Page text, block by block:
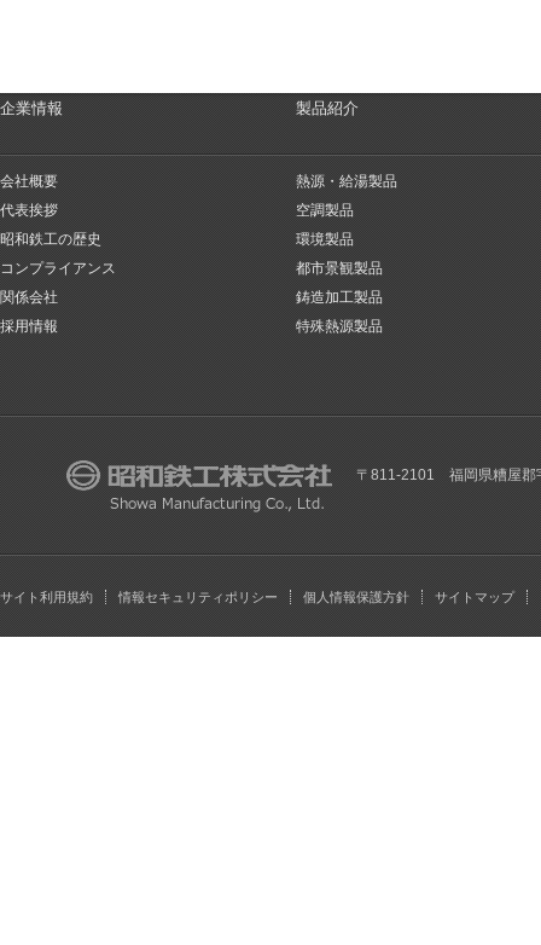
企業情報
会社概要
代表挨拶
昭和鉄工の歴史
コンプライアンス
関係会社
採用情報
製品紹介
熱源・給湯製品
空調製品
環境製品
都市景観製品
鋳造加工製品
特殊熱源製品
〒811-2101 福岡県糟屋郡
サイト利用規約 情報セキュリティポリシー 個人情報保護方針 サイトマップ